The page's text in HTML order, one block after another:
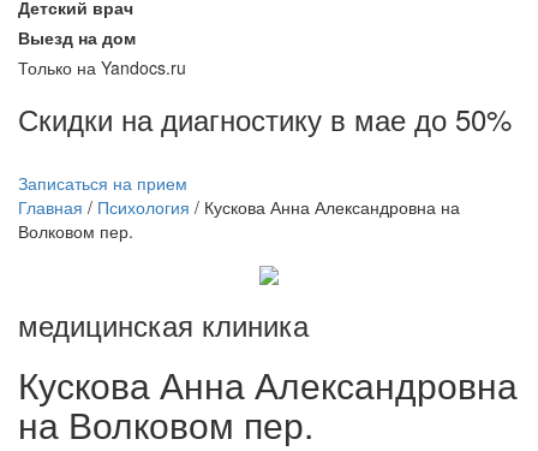
Детский врач
Выезд на дом
Только на Yandocs.ru
Скидки на диагностику в мае до 50%
Записаться на прием
Главная / Психология / Кускова Анна Александровна на
Волковом пер.
медицинская клиника
КусковаАнна Александровна
на Волковом пер.